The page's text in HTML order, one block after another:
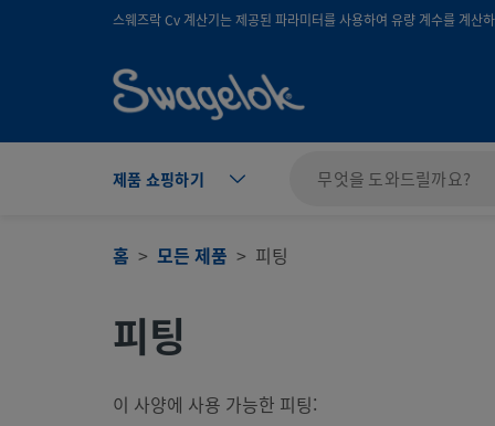
text.skipToContent
text.skipToNavigation스웨즈락 Cv 계산기는 제공된 파라미터를 사용하여 유량 계수를 계산
제품 쇼핑하기
홈 모든 제품 피팅
피팅
이 사양에 사용 가능한 피팅: